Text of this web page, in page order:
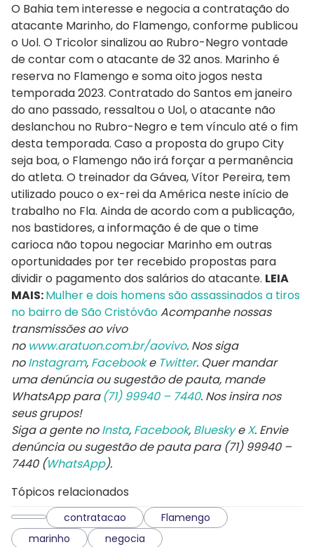
O Bahia tem interesse e negocia a contratação do
atacante Marinho, do Flamengo, conforme publicou
o Uol. O Tricolor sinalizou ao Rubro-Negro vontade
de contar com o atacante de 32 anos. Marinho é
reserva no Flamengo e soma oito jogos nesta
temporada 2023. Contratado do Santos em janeiro
do ano passado, ressaltou o Uol, o atacante não
deslanchou no Rubro-Negro e tem vínculo até o fim
desta temporada. Caso a proposta do grupo City
seja boa, o Flamengo não irá forçar a permanência
do atleta. O treinador da Gávea, Vítor Pereira, tem
utilizado pouco o ex-rei da América neste início de
trabalho no Fla. Ainda de acordo com a publicação,
nos bastidores, a informação é de que o time
carioca não topou negociar Marinho em outras
oportunidades por ter recebido propostas para
dividir o pagamento dos salários do atacante. LEIA
MAIS:Mulher e dois homens são assassinados a tiros
no bairro de São CristóvãoAcompanhe nossas
transmissões ao vivo
no www.aratuon.com.br/aovivo. Nos siga
noInstagram, Facebooke Twitter. Quer mandar
uma denúncia ou sugestão de pauta, mande
WhatsApp para (71) 99940 – 7440. Nos insira nos
seus grupos!
Siga a gente noInsta, Facebook, BlueskyeX. Envie
denúncia ou sugestão de pauta para (71) 99940 –
7440 (WhatsApp).
Tópicos relacionados
contratacao
Flamengo
marinho
negocia